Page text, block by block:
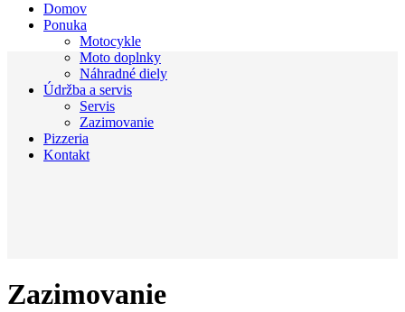
Domov
Ponuka
Motocykle
Moto doplnky
Náhradné diely
Údržba a servis
Servis
Zazimovanie
Pizzeria
Kontakt
Zazimovanie